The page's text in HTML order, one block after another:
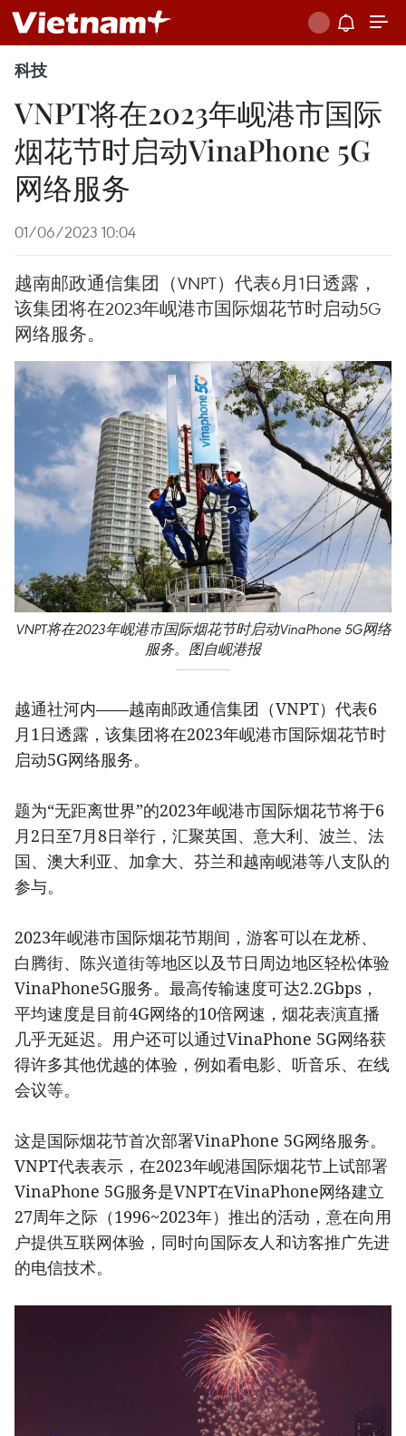
科技
VNPT将在2023年岘港市国际
烟花节时启动VinaPhone 5G
网络服务
01/06/2023 10:04
越南邮政通信集团（VNPT）代表6月1日透露，
该集团将在2023年岘港市国际烟花节时启动5G
网络服务。
VNPT将在2023年岘港市国际烟花节时启动VinaPhone 5G网络
服务。图自岘港报
越通社河内——越南邮政通信集团（VNPT）代表6
月1日透露，该集团将在2023年岘港市国际烟花节时
启动5G网络服务。
题为“无距离世界”的2023年岘港市国际烟花节将于6
月2日至7月8日举行，汇聚英国、意大利、波兰、法
国、澳大利亚、加拿大、芬兰和越南岘港等八支队的
参与。
2023年岘港市国际烟花节期间，游客可以在龙桥、
白腾街、陈兴道街等地区以及节日周边地区轻松体验
VinaPhone5G服务。最高传输速度可达2.2Gbps，
平均速度是目前4G网络的10倍网速，烟花表演直播
几乎无延迟。用户还可以通过VinaPhone 5G网络获
得许多其他优越的体验，例如看电影、听音乐、在线
会议等。
这是国际烟花节首次部署VinaPhone 5G网络服务。
VNPT代表表示，在2023年岘港国际烟花节上试部署
VinaPhone 5G服务是VNPT在VinaPhone网络建立
27周年之际（1996~2023年）推出的活动，意在向用
户提供互联网体验，同时向国际友人和访客推广先进
的电信技术。